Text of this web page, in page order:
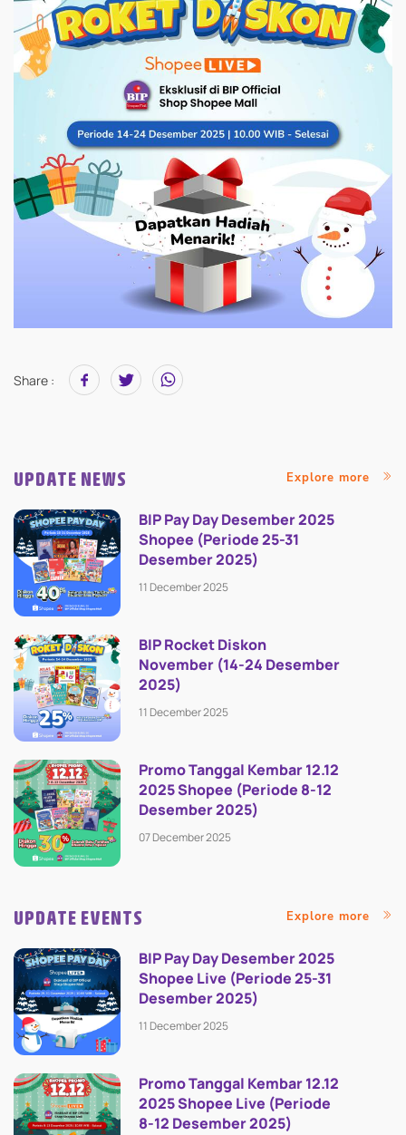
Share :
UPDATE NEWS Explore more
BIP Pay Day Desember 2025
Shopee (Periode 25-31
Desember 2025)
11 December 2025
BIP Rocket Diskon
November (14-24 Desember
2025)
11 December 2025
Promo Tanggal Kembar 12.12
2025 Shopee (Periode 8-12
Desember 2025)
07 December 2025
UPDATE EVENTS Explore more
BIP Pay Day Desember 2025
Shopee Live (Periode 25-31
Desember 2025)
11 December 2025
Promo Tanggal Kembar 12.12
2025 Shopee Live (Periode
8-12 Desember 2025)